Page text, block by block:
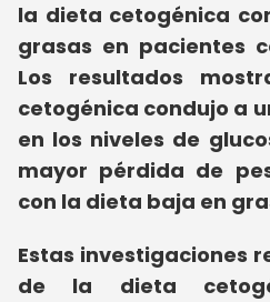
la dieta cetogénica
grasas en pacientes
Los resultados
cetogénica condujo a
en los niveles de
mayor pérdida de
con la dieta baja en
Estas investigaciones
de la dieta